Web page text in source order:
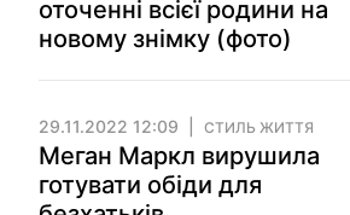
оточенні всієї родини на
новому знімку (фото)
29.11.2022 12:09 СТИЛЬ ЖИТТЯ
Меган Маркл вирушила
готувати обіди для